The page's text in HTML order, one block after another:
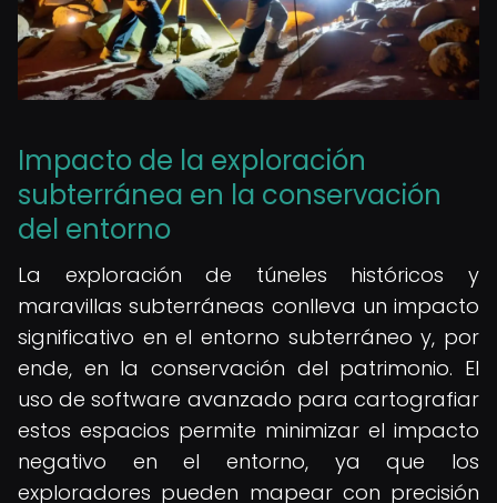
Impacto de la exploración
subterránea en la conservación
del entorno
La exploración de túneles históricos y
maravillas subterráneas conlleva un impacto
significativo en el entorno subterráneo y, por
ende, en la conservación del patrimonio. El
uso de software avanzado para cartografiar
estos espacios permite minimizar el impacto
negativo en el entorno, ya que los
exploradores pueden mapear con precisión